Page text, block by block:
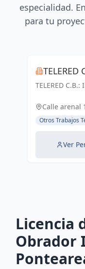
especialidad.
para tu
TELERED
TELERED
mundo
integrales,
en Vigo y
Calle arenal
Otros Trabajos
Ver
Licencia
Obrador